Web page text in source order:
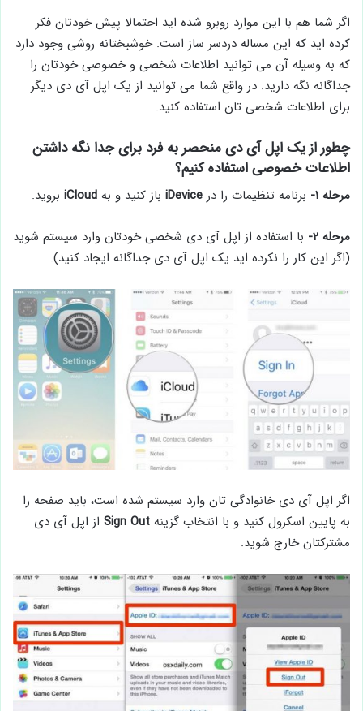
اگر شما هم با این موارد روبرو شده اید احتمالا پیش خودتان فکر
کرده اید که این مساله دردسر ساز است. خوشبختانه روشی وجود دارد
که به وسیله آن می توانید اطلاعات شخصی و خصوصی خودتان را
جداگانه نگه دارید. در واقع شما می توانید از یک اپل آی دی دیگر
برای اطلاعات شخصی تان استفاده کنید.
چطور از یک اپل آی دی منحصر به فرد برای جدا نگه داشتن
اطلاعات خصوصی استفاده کنیم؟
مرحله ۱- برنامه تنظیمات را در iDevice باز کنید و به iCloud بروید.
مرحله ۲-
با استفاده از اپل آی دی شخصی خودتان وارد سیستم شوید
(اگر این کار را نکرده اید یک اپل آی دی جداگانه ایجاد کنید).
اگر اپل آی دی خانوادگی تان وارد سیستم شده است، باید صفحه را
به پایین اسکرول کنید و با انتخاب گزینه Sign Out از اپل آی دی
مشترکتان خارج شوید.